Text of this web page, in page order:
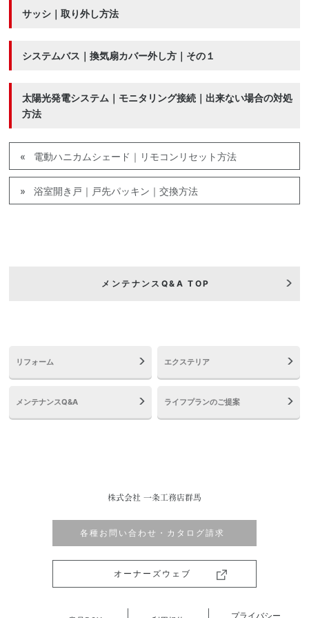
サッシ｜取り外し方法
システムバス｜換気扇カバー外し方｜その１
太陽光発電システム｜モニタリング接続｜出来ない場合の対処
方法
電動ハニカムシェード｜リモコンリセット方法
浴室開き戸｜戸先パッキン｜交換方法
メンテナンスQ&A TOP
リフォーム エクステリア
メンテナンスQ&A ライフプランのご提案
株式会社 一条工務店群馬
各種お問い合わせ・カタログ請求
オーナーズウェブ
プライバシー